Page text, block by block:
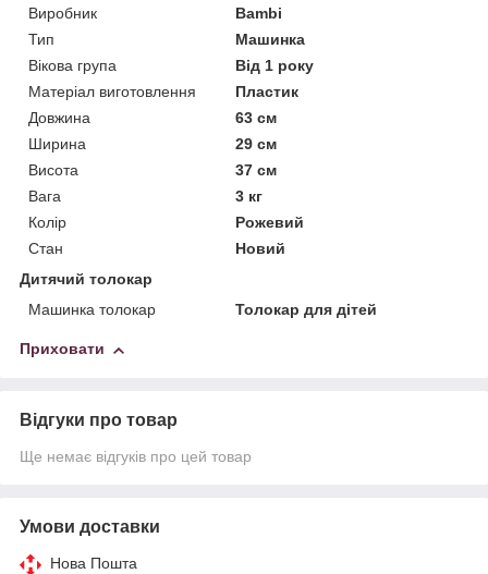
Виробник
Bambi
Тип
Машинка
Вікова група
Від 1 року
Матеріал виготовлення
Пластик
Довжина
63 см
Ширина
29 см
Висота
37 см
Вага
3 кг
Колір
Рожевий
Стан
Новий
Дитячий толокар
Машинка толокар
Толокар для дітей
Приховати
Відгуки про товар
Ще немає відгуків про цей товар
Умови доставки
Нова Пошта